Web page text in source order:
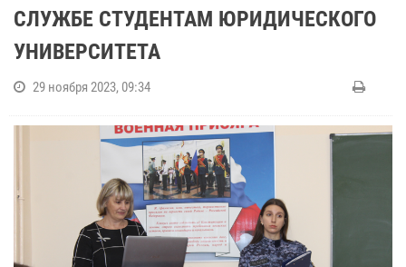
СЛУЖБЕ СТУДЕНТАМ ЮРИДИЧЕСКОГО
УНИВЕРСИТЕТА
29 ноября 2023, 09:34